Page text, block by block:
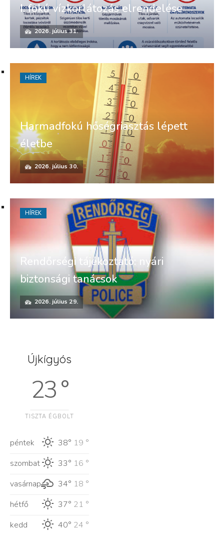
I. fokú vízkorlátozás elrendelése
2026. július 31.
Harmadfokú hőségriasztás lépett
életbe
2026. július 30.
HÍREK
Rendőrségi tájékoztató: nyári
biztonsági tanácsok
2026. július 29.
HÍREK
Újkígyós
23 °
TISZTA ÉGBOLT
péntek 38° 19 °
szombat
33° 16 °
vasárnap
34° 18 °
hétfő
37° 21 °
kedd
40° 24 °